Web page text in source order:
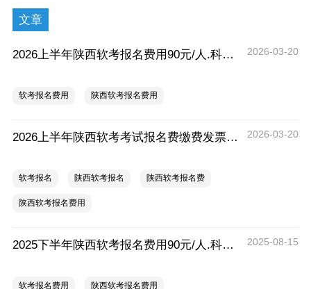
文章
2026上半年陕西软考报名费用90元/人.科，缴费时间4月16日16:00截止 2026-03-20
软考报名费用 陕西软考报名费用
2026上半年陕西软考考试报名费缴费发票登记与打印 2026-03-20
软考报名 陕西软考报名 陕西软考报名费
陕西软考报名费用
2025下半年陕西软考报名费用90元/人.科，缴费时间9月22日17:00截止 2025-08-15
软考报名费用 陕西软考报名费用